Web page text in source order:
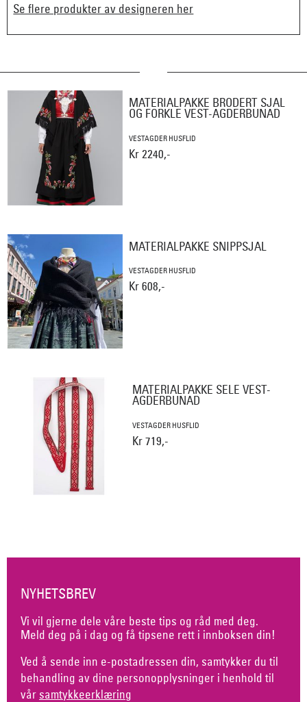
Se flere produkter av designeren her
MATERIALPAKKE BRODERT SJAL
OG FORKLE VEST-AGDERBUNAD
VESTAGDER HUSFLID
Kr 2240,-
MATERIALPAKKE SNIPPSJAL
VESTAGDER HUSFLID
Kr 608,-
MATERIALPAKKE SELE VEST-
AGDERBUNAD
VESTAGDER HUSFLID
Kr 719,-
NYHETSBREV
Vi vil gjerne dele våre beste tips og råd med deg.
Meld deg på i dag og få tipsene rett i innboksen din!
Ved å sende inn e-postadressen din, samtykker du til
behandling av dine personopplysninger i henhold til
vår samtykkeerklæring